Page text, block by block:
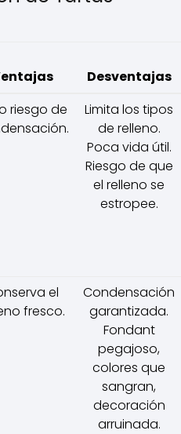
Desventajas
riesgo de
Limita los tipos
de relleno.
Poca vida útil.
Riesgo de que
el relleno se
estropee.
el
fresco.
Condensación
garantizada.
Fondant
pegajoso,
colores que
sangran,
decoración
arruinada.